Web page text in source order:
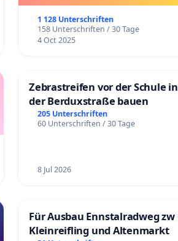
1 128 Unterschriften
158 Unterschriften / 30 Tage
4 Oct 2025
Zebrastreifen vor der Schule in
der Berduxstraße bauen
205 Unterschriften
60 Unterschriften / 30 Tage
8 Jul 2026
Für Ausbau Ennstalradweg zw
Kleinreifling und Altenmarkt